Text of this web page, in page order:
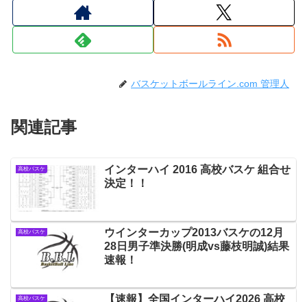
バスケットボールライン.com 管理人
関連記事
高校バスケ
インターハイ 2016 高校バスケ 組合せ
決定！！
高校バスケ
ウインターカップ2013バスケの12月
28日男子準決勝(明成vs藤枝明誠)結果
速報！
高校バスケ
【速報】全国インターハイ2026 高校